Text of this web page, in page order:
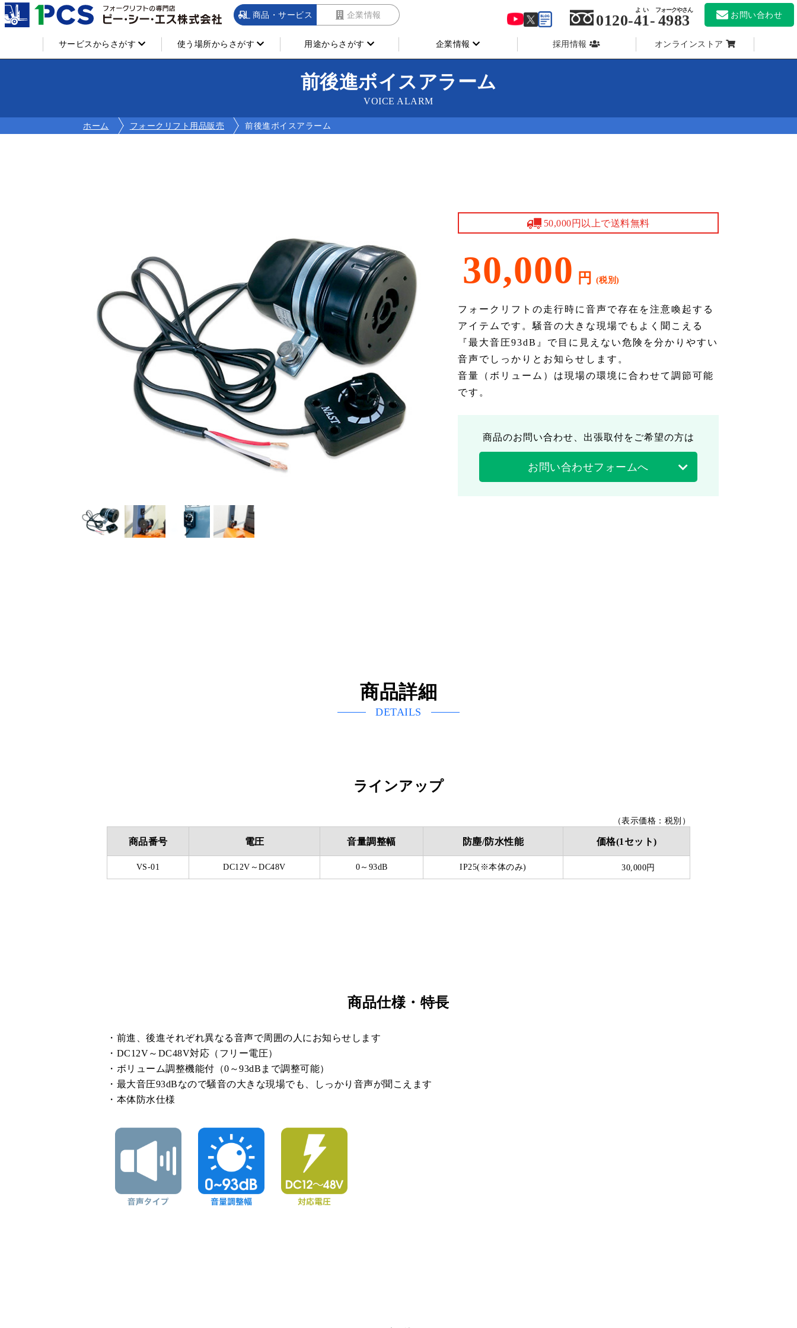
商品・サービス 企業情報 0120-41
よい
- 4983
フォークやさん
お問い合わせ
サービスからさがす 使う場所からさがす 用途からさがす 企業情報 採用情報 オンラインストア
前後進ボイスアラーム
VOICE ALARM
ホーム フォークリフト用品販売 前後進ボイスアラーム
50,000円以上で送料無料
30,000 円
フォークリフトの走行時に音声で存在を注意喚起する
アイテムです。騒音の大きな現場でもよく聞こえる
『最大音圧93dB』で目に見えない危険を分かりやすい
音声でしっかりとお知らせします。
音量（ボリューム）は現場の環境に合わせて調節可能
です。
商品のお問い合わせ、出張取付をご希望の方は
お問い合わせフォームへ
商品詳細
DETAILS
ラインアップ
（表示価格：税別）
商品番号 電圧 音量調整幅 防塵/防水性能 価格(1セット)
VS-01 DC12V～DC48V 0～93dB IP25(※本体のみ) 30,000円
商品仕様・特長
前進、後進それぞれ異なる音声で周囲の人にお知らせします
DC12V～DC48V対応（フリー電圧）
ボリューム調整機能付（0～93dBまで調整可能）
最大音圧93dBなので騒音の大きな現場でも、しっかり音声が聞こえます
本体防水仕様